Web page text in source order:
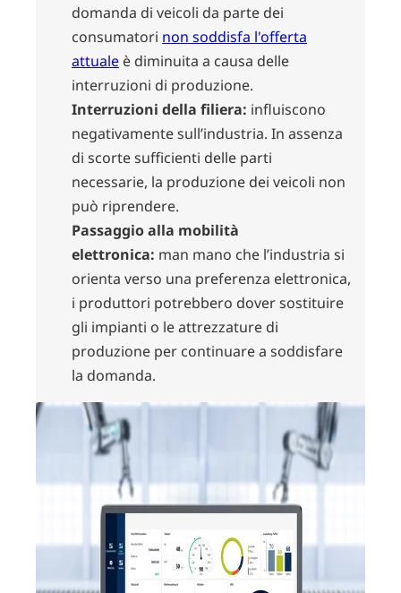
domanda di veicoli da parte dei
consumatori non soddisfa l'offerta
attuale è diminuita a causa delle
interruzioni di produzione.
Interruzioni della filiera: influiscono
negativamente sull’industria. In assenza
di scorte sufficienti delle parti
necessarie, la produzione dei veicoli non
può riprendere.
Passaggio alla mobilità
elettronica: man mano che l’industria si
orienta verso una preferenza elettronica,
i produttori potrebbero dover sostituire
gli impianti o le attrezzature di
produzione per continuare a soddisfare
la domanda.